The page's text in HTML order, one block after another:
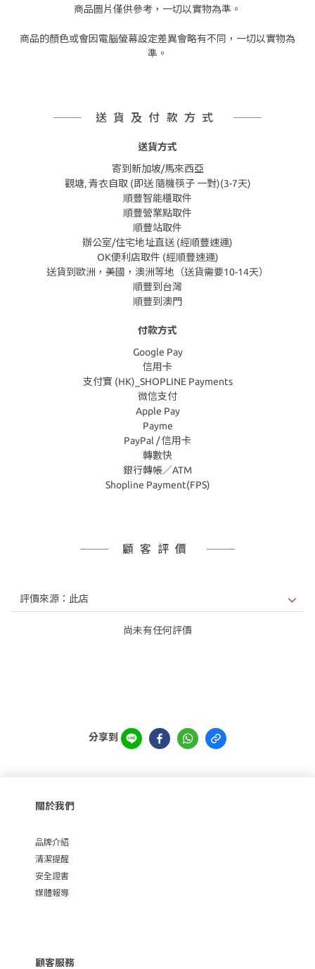
商品圖片僅供參考，一切以實物為準。
商品的顏色或會因電腦螢幕設定差異會略有不同，一切以實物為
準。
送貨及付款方式
送貨方式
寄到新加坡/馬來西亞
觀塘, 青衣自取 (即送 隨機筷子 一對)(3-7天)
順豐智能櫃取件
順豐營業點取件
順豐站取件
辦公室/住宅地址直送 (經順豐速運)
OK便利店取件 (經順豐速運)
送貨到歐洲，美國，澳洲等地（送貨需要10-14天）
順豐到台灣
順豐到澳門
付款方式
Google Pay
信用卡
支付寶 (HK)_SHOPLINE Payments
微信支付
Apple Pay
Payme
PayPal / 信用卡
轉數快
銀行轉帳／ATM
Shopline Payment(FPS)
顧客評價
尚未有任何評價
分享到
關於我們
品牌介紹
清潔提醒
安全證書
媒體報導
顧客服務